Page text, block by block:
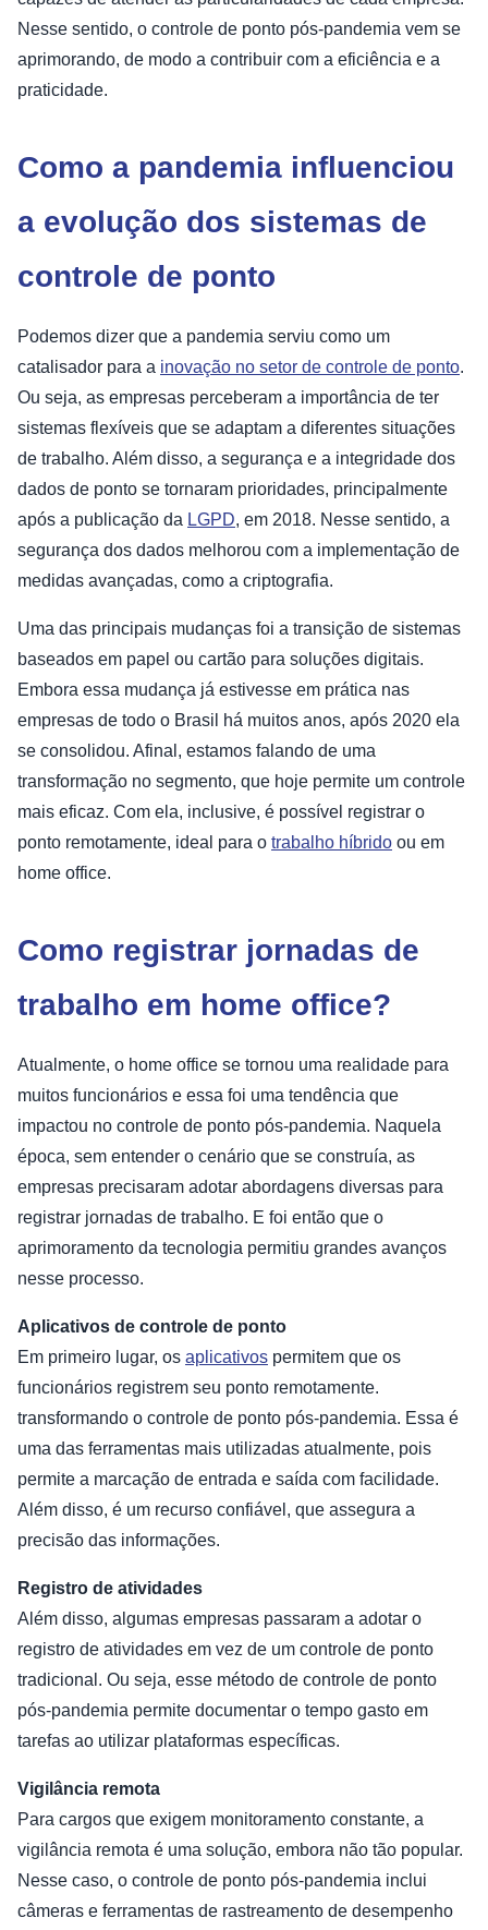
Nesse sentido, o controle de ponto pós-pandemia vem se
aprimorando, de modo a contribuir com a eficiência e a
praticidade.
Como a pandemia influenciou
a evolução dos sistemas de
controle de ponto
Podemos dizer que a pandemia serviu como um
catalisador para a inovação no setor de controle de ponto.
Ou seja, as empresas perceberam a importância de ter
sistemas flexíveis que se adaptam a diferentes situações
de trabalho. Além disso, a segurança e a integridade dos
dados de ponto se tornaram prioridades, principalmente
após a publicação da LGPD, em 2018. Nesse sentido, a
segurança dos dados melhorou com a implementação de
medidas avançadas, como a criptografia.
Uma das principais mudanças foi a transição de sistemas
baseados em papel ou cartão para soluções digitais.
Embora essa mudança já estivesse em prática nas
empresas de todo o Brasil há muitos anos, após 2020 ela
se consolidou. Afinal, estamos falando de uma
transformação no segmento, que hoje permite um controle
mais eficaz. Com ela, inclusive, é possível registrar o
ponto remotamente, ideal para o trabalho híbrido ou em
home office.
Como registrar jornadas de
trabalho em home office?
Atualmente, o home office se tornou uma realidade para
muitos funcionários e essa foi uma tendência que
impactou no controle de ponto pós-pandemia. Naquela
época, sem entender o cenário que se construía, as
empresas precisaram adotar abordagens diversas para
registrar jornadas de trabalho. E foi então que o
aprimoramento da tecnologia permitiu grandes avanços
nesse processo.
Aplicativos de controle de ponto
Em primeiro lugar, os aplicativos permitem que os
funcionários registrem seu ponto remotamente.
transformando o controle de ponto pós-pandemia. Essa é
uma das ferramentas mais utilizadas atualmente, pois
permite a marcação de entrada e saída com facilidade.
Além disso, é um recurso confiável, que assegura a
precisão das informações.
Registro de atividades
Além disso, algumas empresas passaram a adotar o
registro de atividades em vez de um controle de ponto
tradicional. Ou seja, esse método de controle de ponto
pós-pandemia permite documentar o tempo gasto em
tarefas ao utilizar plataformas específicas.
Vigilância remota
Para cargos que exigem monitoramento constante, a
vigilância remota é uma solução, embora não tão popular.
Nesse caso, o controle de ponto pós-pandemia inclui
câmeras e ferramentas de rastreamento de desempenho